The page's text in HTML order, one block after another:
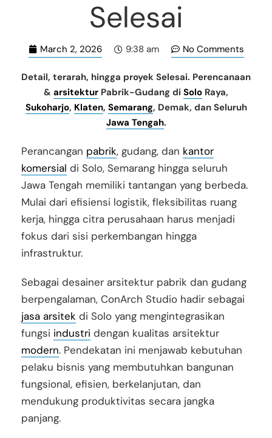
Selesai
March 2, 2026 9:38 am No Comments
Detail, terarah, hingga proyek Selesai. Perencanaan
& arsitektur Pabrik-Gudang di Solo Raya,
Sukoharjo, Klaten, Semarang, Demak, dan Seluruh
Jawa Tengah.
Perancangan pabrik, gudang, dan kantor
komersial di Solo, Semarang hingga seluruh
Jawa Tengah memiliki tantangan yang berbeda.
Mulai dari efisiensi logistik, fleksibilitas ruang
kerja, hingga citra perusahaan harus menjadi
fokus dari sisi perkembangan hingga
infrastruktur.
Sebagai desainer arsitektur pabrik dan gudang
berpengalaman, ConArch Studio hadir sebagai
jasa arsitek di Solo yang mengintegrasikan
fungsi industri dengan kualitas arsitektur
modern. Pendekatan ini menjawab kebutuhan
pelaku bisnis yang membutuhkan bangunan
fungsional, efisien, berkelanjutan, dan
mendukung produktivitas secara jangka
panjang.